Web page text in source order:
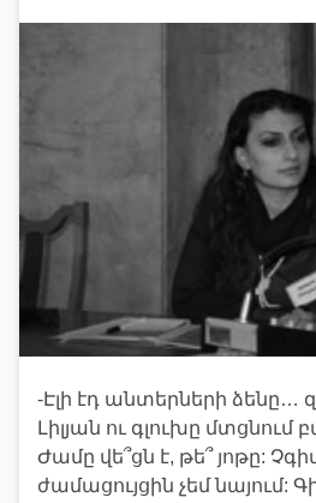
-Էլի էդ անտերների ձենը…
Լիլյան ու գլուխը մտցնում
Ժամը վե՞ցն է, թե՞ յոթը:
ժամացույցին չեմ նայում: